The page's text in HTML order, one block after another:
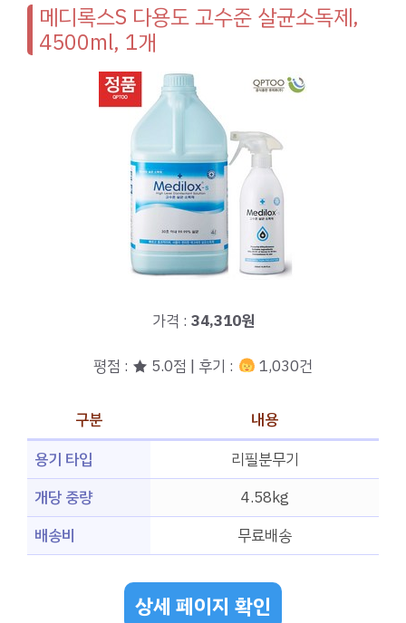
메디록스S 다용도 고수준 살균소독제,
4500ml, 1개
가격 : 34,310원
평점 : ★ 5.0점 | 후기 : 1,030건
구분
내용
용기 타입
리필분무기
개당 중량
4.58kg
배송비
무료배송
상세 페이지 확인